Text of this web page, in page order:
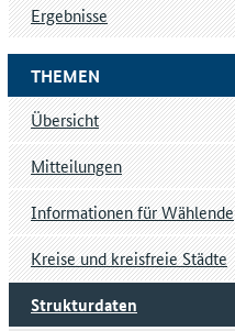
THEMEN
Übersicht
Mitteilungen
Informationen für Wählende
Kreise und kreisfreie Städte
Strukturdaten
Ergebnisse